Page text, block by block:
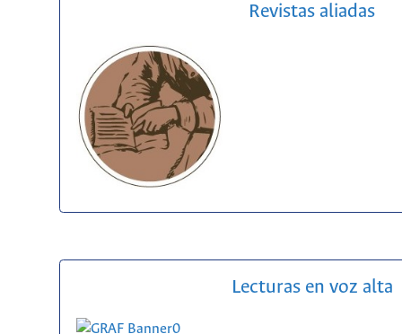
Revistas aliadas
Lecturas en voz alta